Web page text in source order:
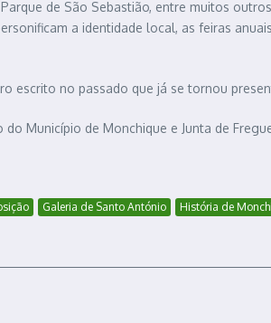
de São Sebastião, entre muitos
a identidade local, as feiras
escrito no passado que já se tornou
Município de Monchique e Junta de
Galeria de Santo António História de